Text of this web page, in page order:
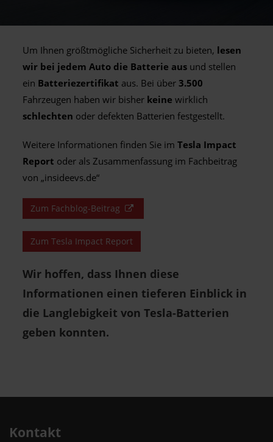
Um Ihnen größtmögliche Sicherheit zu bieten, lesen
wir bei jedem Auto die Batterie aus und stellen
ein Batteriezertifikat aus. Bei über3.500
Fahrzeugen haben wir bisher keine wirklich
schlechten oder defekten Batterien festgestellt.
Weitere Informationen finden Sie imTesla Impact
Report oder als Zusammenfassung im Fachbeitrag
von „insideevs.de“
Zum Fachblog-Beitrag
Zum Tesla Impact Report
Wir hoffen, dass Ihnen diese
Informationen einen tieferen Einblick in
die Langlebigkeit von Tesla-Batterien
geben konnten.
Kontakt